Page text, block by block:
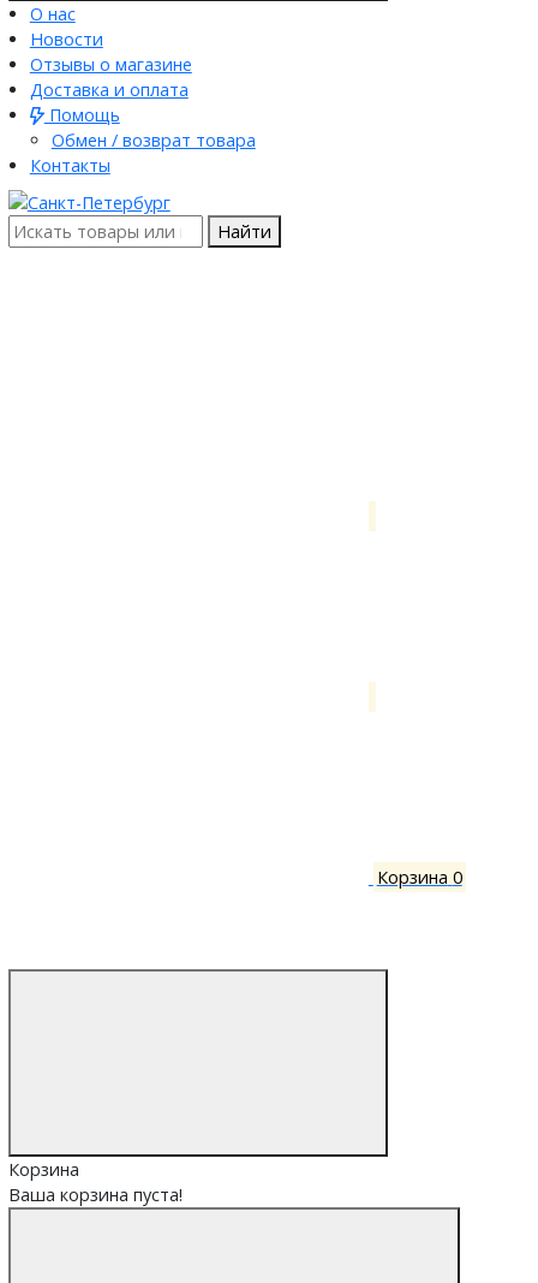
О нас
Новости
Отзывы о магазине
Доставка и оплата
Помощь
Обмен / возврат товара
Контакты
Найти
Корзина 0
Корзина
Ваша корзина пуста!